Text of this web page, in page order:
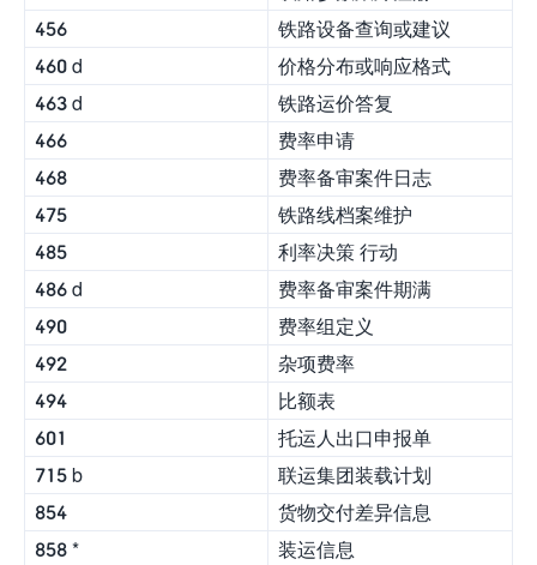
456
铁路设备查询或建议
460 d
价格分布或响应格式
463 d
铁路运价答复
466
费率申请
468
费率备审案件日志
475
铁路线档案维护
485
利率决策 行动
486 d
费率备审案件期满
490
费率组定义
492
杂项费率
494
比额表
601
托运人出口申报单
715 b
联运集团装载计划
854
货物交付差异信息
858 *
装运信息